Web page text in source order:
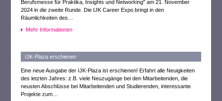
Berufsmesse für Praktika, Insights und Networking" am 21. November
2024 in die zweite Runde. Die IJK Career Expo bringt in den
Räumlichkeiten des…
Mehr Informationen
IJK-Plaza erschienen
Eine neue Ausgabe der IJK-Plaza ist erschienen! Erfahrt alle Neuigkeiten
des letzten Jahres: z.B. viele Neuzugänge bei den Mitarbeitenden, die
neusten Abschlüsse bei Mitarbeitenden und Studierenden, interessante
Projekte zum…